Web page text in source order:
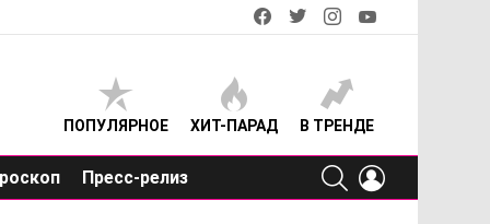
facebooktwitterinstagram
ПОПУЛЯРНОЕ ХИТ-ПАРАД В ТРЕНДЕ
Пресс-релиз
SEARCH